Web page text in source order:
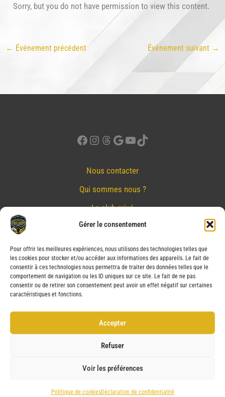
Gérer le consentement
Pour offrir les meilleures expériences, nous utilisons des technologies telles que
les cookies pour stocker et/ou accéder aux informations des appareils. Le fait de
consentir à ces technologies nous permettra de traiter des données telles que le
comportement de navigation ou les ID uniques sur ce site. Le fait de ne pas
consentir ou de retirer son consentement peut avoir un effet négatif sur certaines
caractéristiques et fonctions.
Accepter
Refuser
Voir les préférences
Politique de cookiesDéclaration de confidentialité
Sorry, but you do not have permission to view this content.
← Événement précédent Événement suivant →
Facebook
Instagram
Threads
Google
YouTube
TikTok
Nous contacter
Qui sommes nous ?
Le club privé
Réserver
Nos partenaires
Mentions Légales
Conditions générales de vente
Politique de cookies (UE)
Copyright © 2026 CRAZY BIKER | Powered by CRAZY BIKER